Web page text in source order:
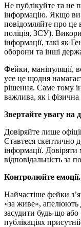
Не публікуйте та не
інформацію. Якщо ви
повідомляйте про
поліція, ЗСУ).
інформації, такі як
оборони та інші
Фейки, маніпуляції,
усе це щодня
рішення. Саме тому
важлива, як і фізична
Звертайте увагу на
Довіряйте лише
Ставтеся скептично
інформації.
відповідальність за
Контролюйте емоції.
Найчастіше фейки
«за живе», апелюють
засудити будь-що
публікаціях